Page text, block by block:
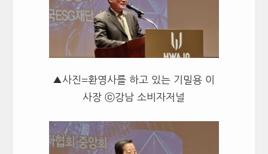
▲사진=환영사를 하고 있는 기밀용 이
사장 ⓒ강남 소비자저널